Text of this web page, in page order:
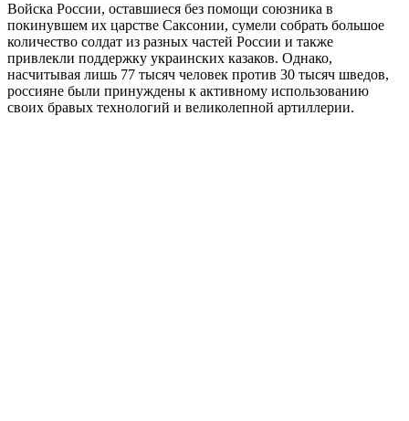
Войска России, оставшиеся без помощи союзника в
покинувшем их царстве Саксонии, сумели собрать большое
количество солдат из разных частей России и также
привлекли поддержку украинских казаков. Однако,
насчитывая лишь 77 тысяч человек против 30 тысяч шведов,
россияне были принуждены к активному использованию
своих бравых технологий и великолепной артиллерии.